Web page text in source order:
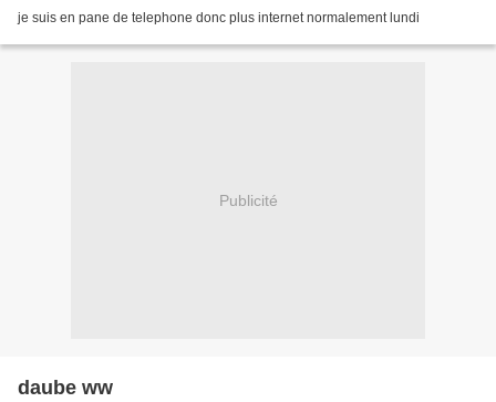
je suis en pane de telephone donc plus internet normalement lundi
Publicité
daube ww